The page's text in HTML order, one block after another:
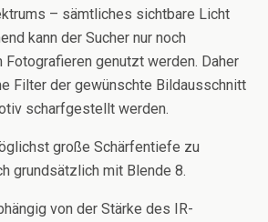
– sämtliches sichtbare Licht
kann der Sucher nur noch
genutzt werden. Daher
Filter der gewünschte Bildausschnitt
scharfgestellt werden.
große Schärfentiefe zu
grundsätzlich mit Blende 8.
von der Stärke des IR-